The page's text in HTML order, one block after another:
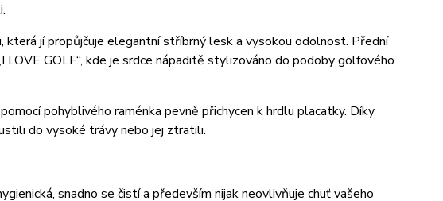
jí propůjčuje elegantní stříbrný lesk a vysokou odolnost. Přední
GOLF“, kde je srdce nápaditě stylizováno do podoby golfového
pohyblivého raménka pevně přichycen k hrdlu placatky. Díky
do vysoké trávy nebo jej ztratili.
snadno se čistí a především nijak neovlivňuje chuť vašeho